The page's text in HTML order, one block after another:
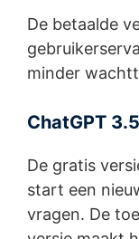
De betaalde
minder
ChatGPT
De gratis
start een
vragen. De